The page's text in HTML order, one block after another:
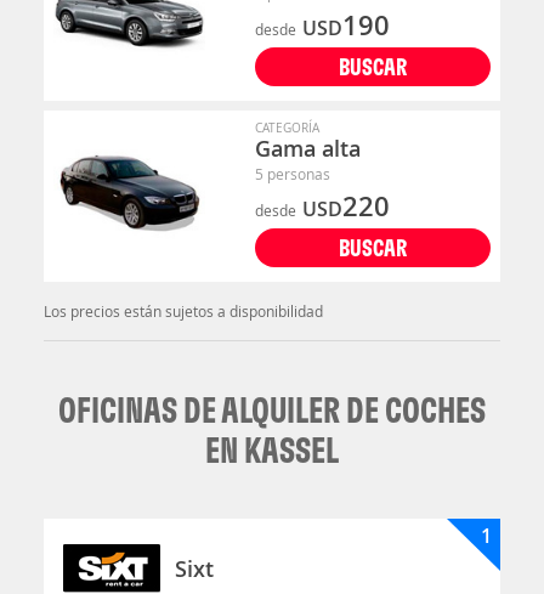
desde USD190
BUSCAR
CATEGORÍA
Gama alta
5 personas
desde USD220
BUSCAR
Los precios están sujetos a disponibilidad
OFICINAS DE ALQUILER DE COCHES
EN KASSEL
Sixt
1